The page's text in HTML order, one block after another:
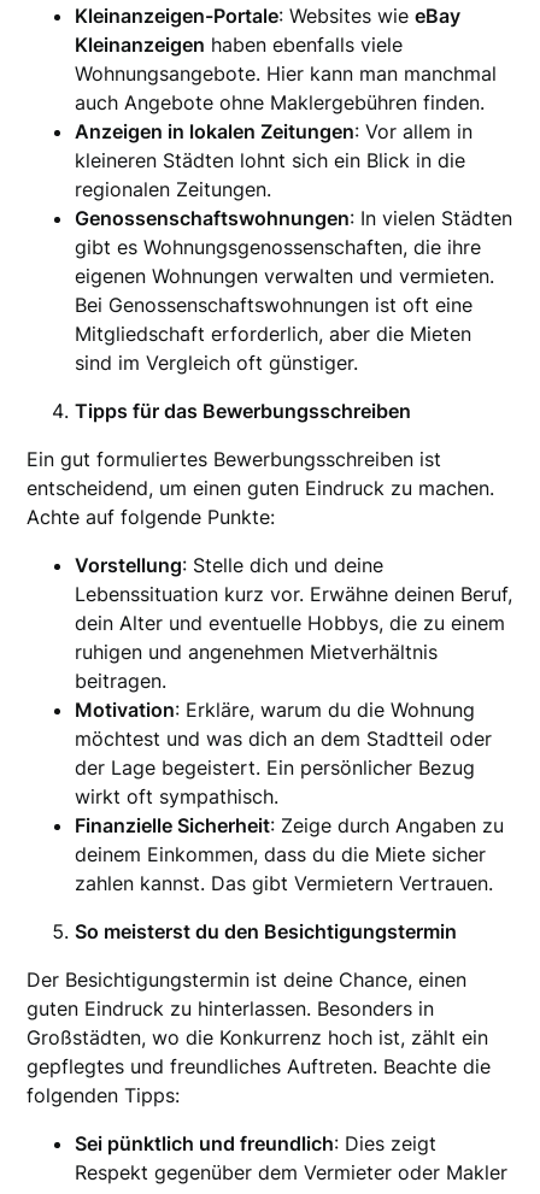
Kleinanzeigen-Portale: Websites wieeBay
Kleinanzeigen haben ebenfalls viele
Wohnungsangebote. Hier kann man manchmal
auch Angebote ohne Maklergebühren finden.
Anzeigen in lokalen Zeitungen: Vor allem in
kleineren Städten lohnt sich ein Blick in die
regionalen Zeitungen.
Genossenschaftswohnungen: In vielen Städten
gibt es Wohnungsgenossenschaften, die ihre
eigenen Wohnungen verwalten und vermieten.
Bei Genossenschaftswohnungen ist oft eine
Mitgliedschaft erforderlich, aber die Mieten
sind im Vergleich oft günstiger.
Tipps für das Bewerbungsschreiben
Ein gut formuliertes Bewerbungsschreiben ist
entscheidend, um einen guten Eindruck zu machen.
Achte auf folgende Punkte:
Vorstellung: Stelle dich und deine
Lebenssituation kurz vor. Erwähne deinen Beruf,
dein Alter und eventuelle Hobbys, die zu einem
ruhigen und angenehmen Mietverhältnis
beitragen.
Motivation: Erkläre, warum du die Wohnung
möchtest und was dich an dem Stadtteil oder
der Lage begeistert. Ein persönlicher Bezug
wirkt oft sympathisch.
Finanzielle Sicherheit: Zeige durch Angaben zu
deinem Einkommen, dass du die Miete sicher
zahlen kannst. Das gibt Vermietern Vertrauen.
So meisterst du den Besichtigungstermin
Der Besichtigungstermin ist deine Chance, einen
guten Eindruck zu hinterlassen. Besonders in
Großstädten, wo die Konkurrenz hoch ist, zählt ein
gepflegtes und freundliches Auftreten. Beachte die
folgenden Tipps:
Sei pünktlich und freundlich: Dies zeigt
Respekt gegenüber dem Vermieter oder Makler